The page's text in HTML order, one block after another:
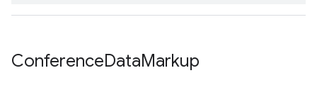
ConferenceDataMarkup